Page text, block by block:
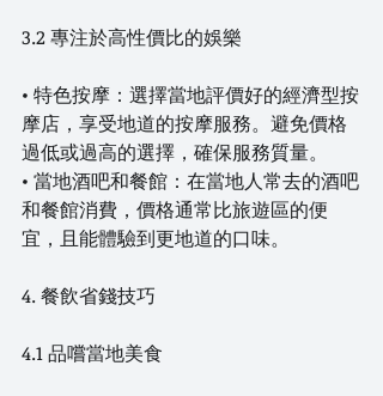
3.2 專注於高性價比的娛樂
• 特色按摩：選擇當地評價好的經濟型按
摩店，享受地道的按摩服務。避免價格
過低或過高的選擇，確保服務質量。
• 當地酒吧和餐館：在當地人常去的酒吧
和餐館消費，價格通常比旅遊區的便
宜，且能體驗到更地道的口味。
4. 餐飲省錢技巧
4.1 品嚐當地美食